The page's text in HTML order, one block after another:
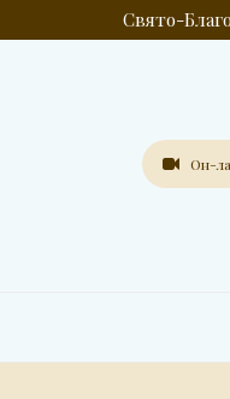
Свято-
Он-